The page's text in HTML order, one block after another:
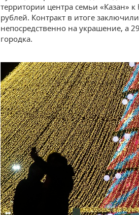
территории центра семьи «Казан»
рублей. Контракт в итоге
непосредственно на украшение, а
городка.